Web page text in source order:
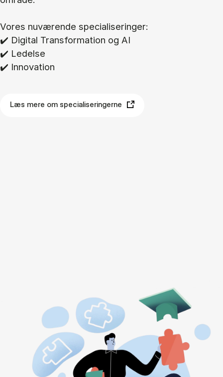
Vo­res nu­væ­ren­de spe­ci­a­li­se­rin­ger:
✔️ Di­gi­tal Trans­for­ma­tion og AI
✔️ Le­del­se
✔️ In­nova­tion
Læs mere om specialiseringerne